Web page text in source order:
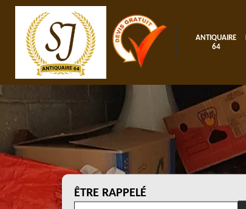
ANTIQUAIRE
64
ÊTRE RAPPELÉ